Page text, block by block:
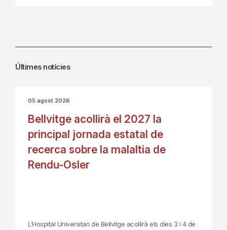
Últimes notícies
05 agost 2026
Bellvitge acollirà el 2027 la
principal jornada estatal de
recerca sobre la malaltia de
Rendu-Osler
L’Hospital Universitari de Bellvitge acollirà els dies 3 i 4 de